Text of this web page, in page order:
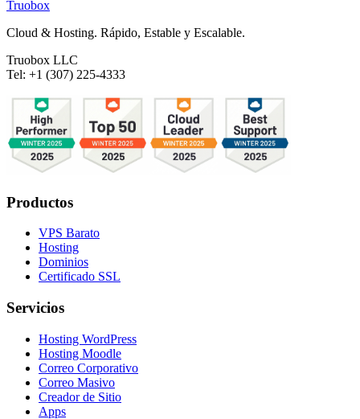
Truobox
Cloud & Hosting. Rápido, Estable y Escalable.
Truobox LLC
Tel: +1 (307) 225-4333
Productos
VPS Barato
Hosting
Dominios
Certificado SSL
Servicios
Hosting WordPress
Hosting Moodle
Correo Corporativo
Correo Masivo
Creador de Sitio
Apps